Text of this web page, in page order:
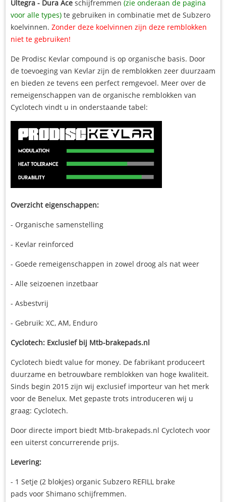
Ultegra - Dura Ace schijfremmen (zie onderaan de pagina
voor alle types) te gebruiken in combinatie met de Subzero
koelvinnen. Zonder deze koelvinnen zijn deze remblokken
niet te gebruiken!
De Prodisc Kevlar compound is op organische basis. Door
de toevoeging van Kevlar zijn de remblokken zeer duurzaam
en bieden ze tevens een perfect remgevoel. Meer over de
remeigenschappen van de organische remblokken van
Cyclotech vindt u in onderstaande tabel:
Overzicht eigenschappen:
- Organische samenstelling
- Kevlar reinforced
- Goede remeigenschappen in zowel droog als nat weer
- Alle seizoenen inzetbaar
- Asbestvrij
- Gebruik: XC, AM, Enduro
Cyclotech: Exclusief bij Mtb-brakepads.nl
Cyclotech biedt value for money. De fabrikant produceert
duurzame en betrouwbare remblokken van hoge kwaliteit.
Sinds begin 2015 zijn wij exclusief importeur van het merk
voor de Benelux. Met gepaste trots introduceren wij u
graag: Cyclotech.
Door directe import biedt Mtb-brakepads.nl Cyclotech voor
een uiterst concurrerende prijs.
Levering:
- 1 Setje (2 blokjes) organic Subzero REFILL brake
pads voor Shimano schijfremmen.